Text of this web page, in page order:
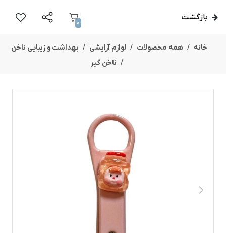
بازگشت
0
خانه همه محصولات لوازم آرایشی
بهداشت و زیبایی ناخن
ناخن گیر